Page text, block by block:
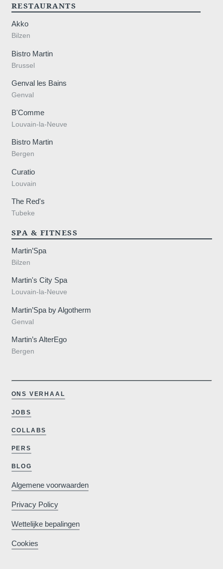
RESTAURANTS
Akko
Bilzen
Bistro Martin
Brussel
Genval les Bains
Genval
B'Comme
Louvain-la-Neuve
Bistro Martin
Bergen
Curatio
Louvain
The Red's
Tubeke
SPA & FITNESS
Martin’Spa
Bilzen
Martin's City Spa
Louvain-la-Neuve
Martin’Spa by Algotherm
Genval
Martin’s AlterEgo
Bergen
ONS VERHAAL
JOBS
COLLABS
PERS
BLOG
Algemene voorwaarden
Privacy Policy
Wettelijke bepalingen
Cookies